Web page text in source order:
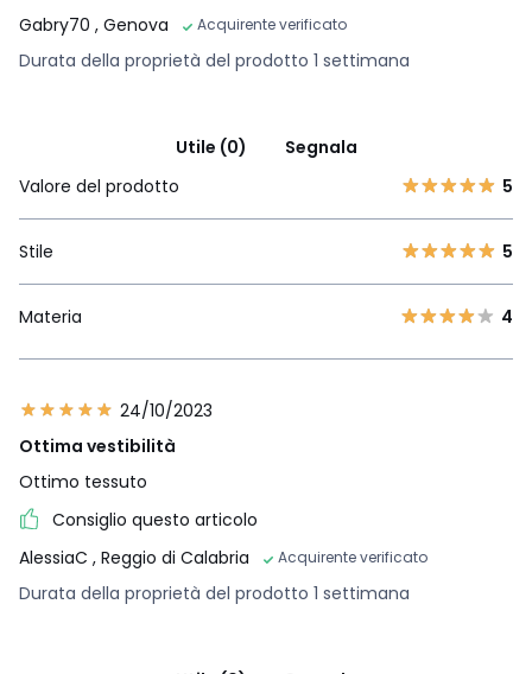
Gabry70 , Genova Acquirente verificato
Durata della proprietà del prodotto 1 settimana
Utile (0)
Segnala
Valore del prodotto
5
Stile 5
Materia 4
24/10/2023
Ottima vestibilità
Ottimo tessuto
Consiglio questo articolo
AlessiaC , Reggio di Calabria Acquirente verificato
Durata della proprietà del prodotto 1 settimana